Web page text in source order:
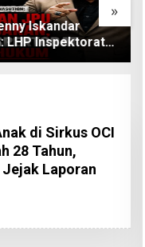
»
Iskandar
LHP Inspektorat
Audit BPK
di Sirkus OCI
28 Tahun,
Laporan